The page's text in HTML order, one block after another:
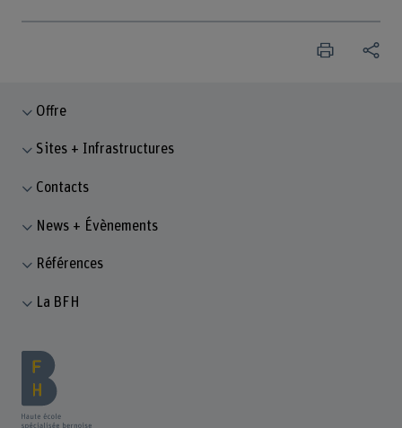
Offre
Sites + Infrastructures
Contacts
News + Évènements
Références
La BFH